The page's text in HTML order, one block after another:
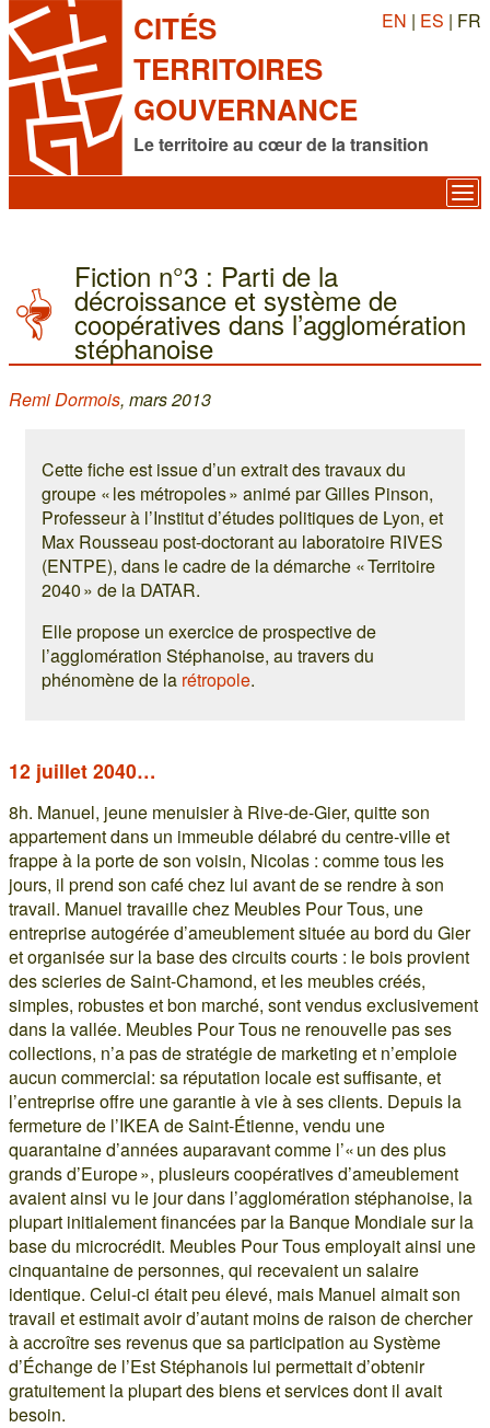
CITÉS
TERRITOIRES
GOUVERNANCE
Le territoire au cœur de la transition
EN | ES | FR
Fiction n°3 : Parti de la
décroissance et système de
coopératives dans l’agglomération
stéphanoise
Remi Dormois, mars 2013
Cette fiche est issue d’un extrait des travaux du
groupe « les métropoles » animé par Gilles Pinson,
Professeur à l’Institut d’études politiques de Lyon, et
Max Rousseau post-doctorant au laboratoire RIVES
(ENTPE), dans le cadre de la démarche « Territoire
2040 » de la DATAR.
Elle propose un exercice de prospective de
l’agglomération Stéphanoise, au travers du
phénomène de la rétropole.
12 juillet 2040…
8h. Manuel, jeune menuisier à Rive-de-Gier, quitte son
appartement dans un immeuble délabré du centre-ville et
frappe à la porte de son voisin, Nicolas : comme tous les
jours, il prend son café chez lui avant de se rendre à son
travail. Manuel travaille chez Meubles Pour Tous, une
entreprise autogérée d’ameublement située au bord du Gier
et organisée sur la base des circuits courts : le bois provient
des scieries de Saint-Chamond, et les meubles créés,
simples, robustes et bon marché, sont vendus exclusivement
dans la vallée. Meubles Pour Tous ne renouvelle pas ses
collections, n’a pas de stratégie de marketing et n’emploie
aucun commercial: sa réputation locale est suffisante, et
l’entreprise offre une garantie à vie à ses clients. Depuis la
fermeture de l’IKEA de Saint-Étienne, vendu une
quarantaine d’années auparavant comme l’« un des plus
grands d’Europe », plusieurs coopératives d’ameublement
avaient ainsi vu le jour dans l’agglomération stéphanoise, la
plupart initialement financées par la Banque Mondiale sur la
base du microcrédit. Meubles Pour Tous employait ainsi une
cinquantaine de personnes, qui recevaient un salaire
identique. Celui-ci était peu élevé, mais Manuel aimait son
travail et estimait avoir d’autant moins de raison de chercher
à accroître ses revenus que sa participation au Système
d’Échange de l’Est Stéphanois lui permettait d’obtenir
gratuitement la plupart des biens et services dont il avait
besoin.